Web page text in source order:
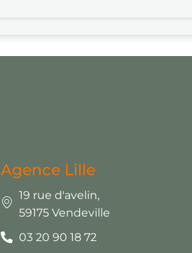
Agence Lille
19 rue d'avelin,
59175 Vendeville
03 20 90 18 72